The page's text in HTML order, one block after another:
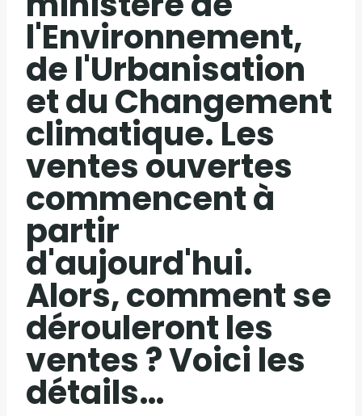
l'Environnement,
de l'Urbanisation
et du Changement
climatique. Les
ventes ouvertes
commencent à
partir
d'aujourd'hui.
Alors, comment se
dérouleront les
ventes ? Voici les
détails…